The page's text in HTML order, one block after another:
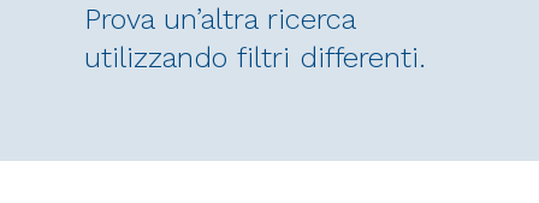
Prova un’altra ricerca
utilizzando filtri differenti.